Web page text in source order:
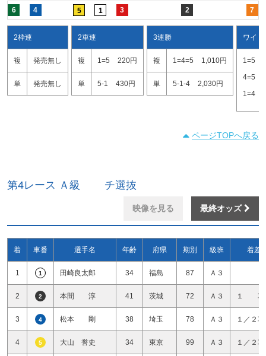
6 4 5 1 3 2 7
2枠連
複 発売無し
単 発売無し
2車連
複 1=5 220円
単 5-1 430円
3連勝
複 1=4=5 1,010円
単 5-1-4 2,030円
ワイド
1=5
4=5
1=4
ページTOPへ戻る
第4レース Ａ級 チ選抜
映像を見る 最終オッズ
着 車番 選手名 年齢 府県 期別 級班 着差
1 1 田崎良太郎 34 福島 87 Ａ３
2 2 本間 淳 41 茨城 72 Ａ３ １ 車
3 4 松本 剛 38 埼玉 78 Ａ３ １／２
4 5 大山 誉史 34 東京 99 Ａ３ １／２